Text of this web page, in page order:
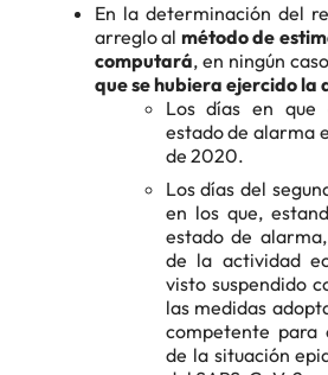
En la determinación del
arreglo al método de
computará, en ningún
que se hubiera ejercido la
Los días en que
estado de alarma
de 2020.
Los días del
en los que,
estado de
de la actividad
visto suspendido
las medidas
competente para
de la situación